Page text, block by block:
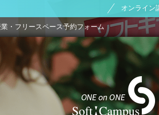
オンライン
・フリースペース予約フォーム